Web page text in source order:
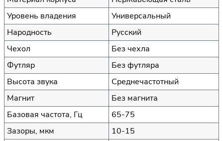
Уровень владения
Универсальный
Народность
Русский
Чехол
Без чехла
Футляр
Без футляра
Высота звука
Среднечастотный
Магнит
Без магнита
Базовая частота, Гц
65-75
Зазоры, мкм
10-15